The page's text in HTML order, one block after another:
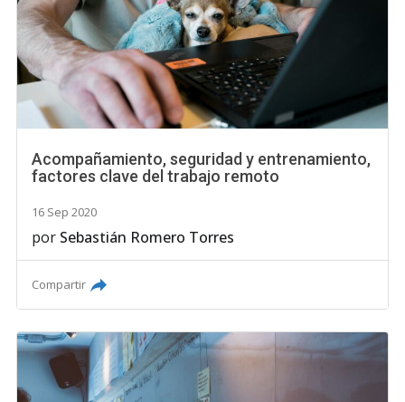
Acompañamiento, seguridad y entrenamiento,
factores clave del trabajo remoto
16 Sep 2020
por Sebastián Romero Torres
Compartir